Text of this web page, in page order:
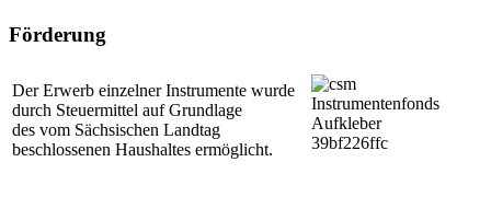
Förderung
Der Erwerb einzelner Instrumente wurde
durch Steuermittel auf Grundlage
des vom Sächsischen Landtag
beschlossenen Haushaltes ermöglicht.